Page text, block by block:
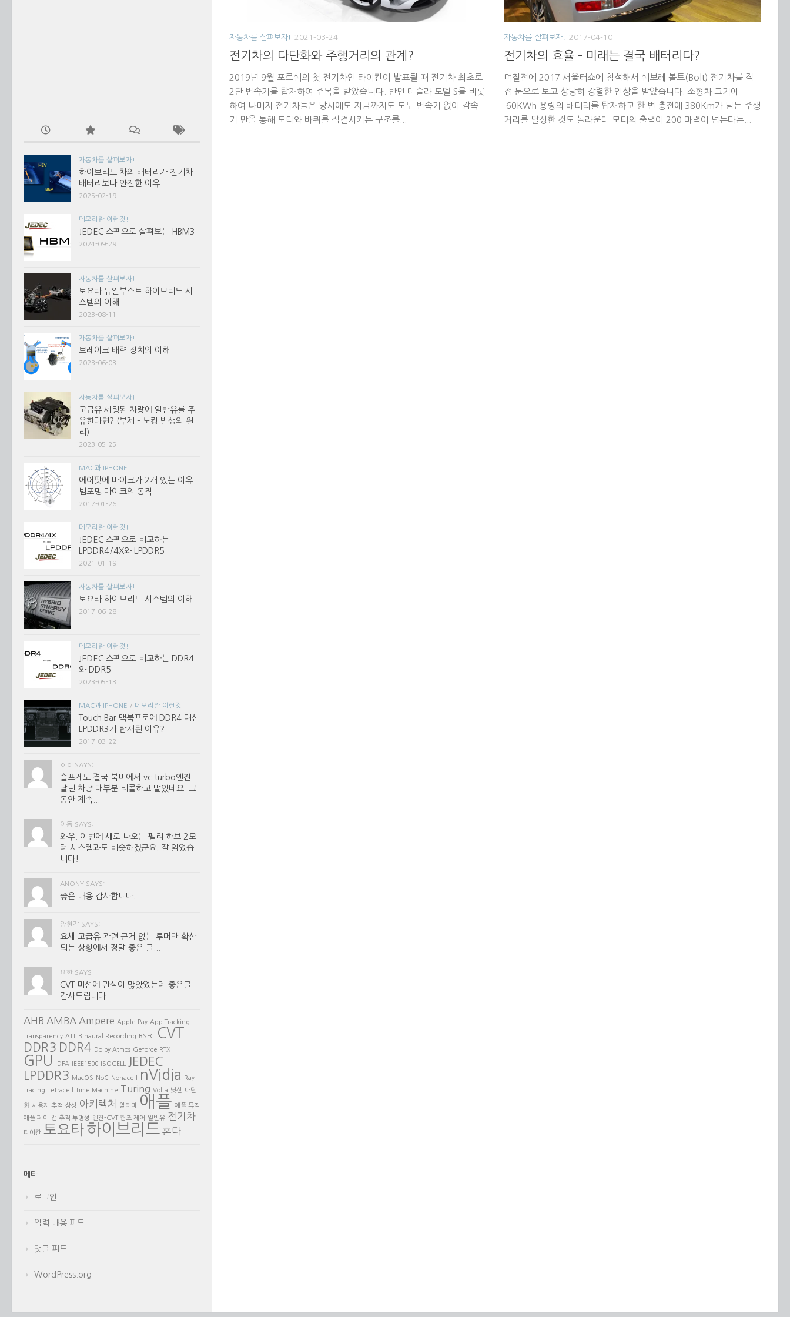
자동차를 살펴보자! 2021-03-24
전기차의 다단화와 주행거리의 관계?
2019년 9월 포르쉐의 첫 전기차인 타이칸이 발표될 때 전기차 최초로
2단 변속기를 탑재하여 주목을 받았습니다. 반면 테슬라 모델 S를 비롯
하여 나머지 전기차들은 당시에도 지금까지도 모두 변속기 없이 감속
기 만을 통해 모터와 바퀴를 직결시키는 구조를...
자동차를 살펴보자! 2017-04-10
전기차의 효율 – 미래는 결국 배터리다?
며칠전에 2017 서울터쇼에 참석해서 쉐보레 볼트(Bolt) 전기차를 직
접 눈으로 보고 상당히 강렬한 인상을 받았습니다. 소형차 크기에
60KWh 용량의 배터리를 탑재하고 한 번 충전에 380Km가 넘는 주행
거리를 달성한 것도 놀라운데 모터의 출력이 200 마력이 넘는다는...
자동차를 살펴보자!
하이브리드 차의 배터리가 전기차
배터리보다 안전한 이유
2025-02-19
메모리란 이런것!
JEDEC 스펙으로 살펴보는 HBM3
2024-09-29
자동차를 살펴보자!
토요타 듀얼부스트 하이브리드 시
스템의 이해
2023-08-11
자동차를 살펴보자!
브레이크 배력 장치의 이해
2023-06-03
자동차를 살펴보자!
고급유 세팅된 차량에 일반유를 주
유한다면? (부제 – 노킹 발생의 원
리)
2023-05-25
MAC과 IPHONE
에어팟에 마이크가 2개 있는 이유 –
빔포밍 마이크의 동작
2017-01-26
메모리란 이런것!
JEDEC 스펙으로 비교하는
LPDDR4/4X와 LPDDR5
2021-01-19
자동차를 살펴보자!
토요타 하이브리드 시스템의 이해
2017-06-28
메모리란 이런것!
JEDEC 스펙으로 비교하는 DDR4
와 DDR5
2023-05-13
MAC과 IPHONE / 메모리란 이런것!
Touch Bar 맥북프로에 DDR4 대신
LPDDR3가 탑재된 이유?
2017-03-22
ㅇㅇ SAYS:
슬프게도 결국 북미에서 vc-turbo엔진
달린 차량 대부분 리콜하고 말았네요. 그
동안 계속...
이동 SAYS:
와우. 이번에 새로 나오는 팰리 하브 2모
터 시스템과도 비슷하겠군요. 잘 읽었습
니다!
ANONY SAYS:
좋은 내용 감사합니다.
양현각 SAYS:
요새 고급유 관련 근거 없는 루머만 확산
되는 상황에서 정말 좋은 글...
요한 SAYS:
CVT 미션에 관심이 많았었는데 좋은글
감사드립니다
AHB AMBA Ampere Apple Pay App Tracking
Transparency ATT Binaural Recording BSFC CVT
DDR3 DDR4 Dolby Atmos Geforce RTX
GPU IDFA IEEE1500 ISOCELL
JEDEC
LPDDR3
MacOS NoC Nonacell nVidia
Ray
Tracing Tetracell Time Machine Turing Volta 닛산 다단
화 사용자 추적 삼성 아키텍처 알티마 애플 애플 뮤직
애플 페이
앱 추적 투명성 엔진-CVT 협조 제어 일반유 전기차
타이칸 토요타 하이브리드 혼다
메타
로그인
입력 내용 피드
댓글 피드
WordPress.org